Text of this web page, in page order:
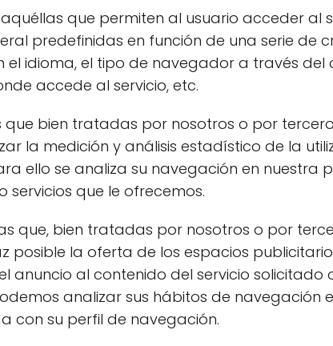
que permiten al usuario acceder al
predefinidas en función de una serie de
el idioma, el tipo de navegador a través del
accede al servicio, etc.
que bien tratadas por nosotros o por
la medición y análisis estadístico de la
ello se analiza su navegación en nuestra
que le ofrecemos.
que, bien tratadas por nosotros o por
posible la oferta de los espacios
anuncio al contenido del servicio solicitado
analizar sus hábitos de navegación
con su perfil de navegación.